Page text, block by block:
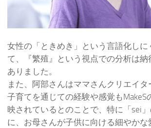
女性の「ときめき」という言語化しに
て、『繁殖』という視点での分析は
ありました。
また、阿部さんはママさんクリエイタ
子育てを通じての経験や感覚もMakeS
映されているとのことで、特に「sei
に、お母さんが子供に向ける細やかな